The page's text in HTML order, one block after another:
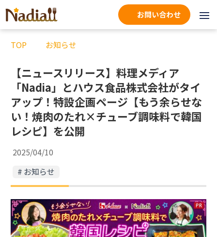
お問い合わせ
TOP お知らせ
【ニュースリリース】料理メディア
「Nadia」とハウス食品株式会社がタイ
アップ！特設企画ページ【もう余らせな
い！焼肉のたれ×チューブ調味料で韓国
レシピ】を公開
2025/04/10
お知らせ